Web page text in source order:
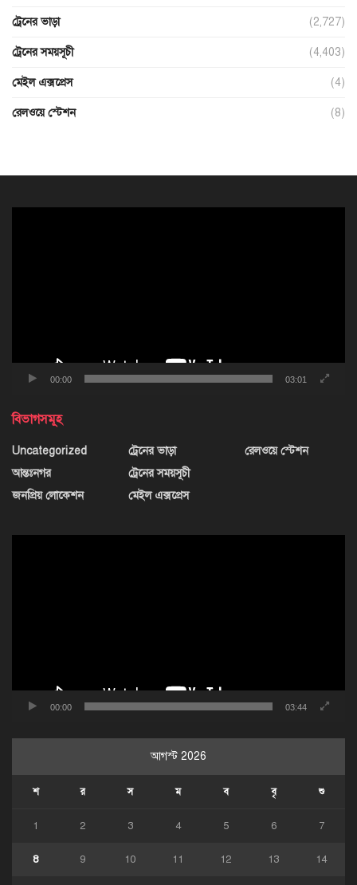
ট্রেনের ভাড়া (2,727)
ট্রেনের সময়সূচী (4,403)
মেইল এক্সপ্রেস (4)
রেলওয়ে স্টেশন (8)
00:00 03:01
বিভাগসমূহ
Uncategorized
আন্তঃনগর
জনপ্রিয় লোকেশন
ট্রেনের ভাড়া
ট্রেনের সময়সূচী
মেইল এক্সপ্রেস
রেলওয়ে স্টেশন
00:00 03:44
আগস্ট 2026
শ র স ম ব বৃ শু
1 2 3 4 5 6 7
8 9 10 11 12 13 14